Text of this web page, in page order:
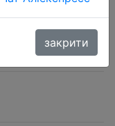
закрити